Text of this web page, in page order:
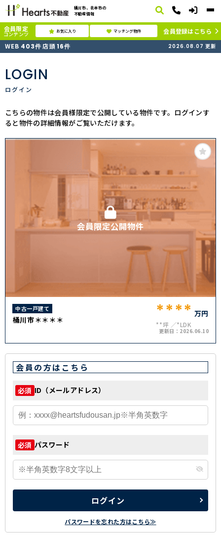
桶川市、北本市の
不動産情報
会員限定
コンテンツ お気に入り マッチング物件
会員登録はこちら
WEB 403件 店頭16件 2026.08.07 更新
LOGIN
ログイン
こちらの物件は会員様限定で公開している物件です。ログインす
ると物件の詳細情報がご覧いただけます。
会員限定公開物件
中古一戸建て
桶川市＊＊＊＊ **** 万円
**坪 *LDK
更新日： 2026.06.10
会員の方はこちら
必須 ID（メールアドレス）
必須 パスワード
ログイン
パスワードを忘れた方はこちら≫